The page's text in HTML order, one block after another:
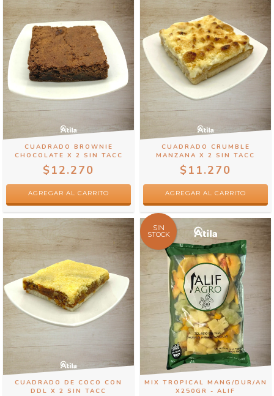
CUADRADO BROWNIE
CHOCOLATE X 2 SIN TACC
$12.270
CUADRADO CRUMBLE
MANZANA X 2 SIN TACC
$11.270
CUADRADO DE COCO CON
DDL X 2 SIN TACC
SIN
STOCK
MIX TROPICAL MANG/DUR/AN
X250GR - ALIF